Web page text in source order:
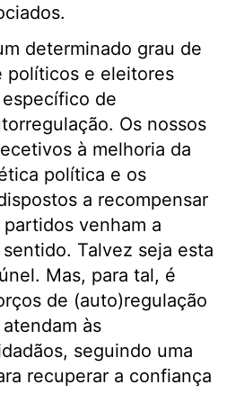
determinado grau de
políticos e eleitores
de
Os nossos
à melhoria da
política e os
a recompensar
venham a
Talvez seja esta
Mas, para tal, é
de (auto)regulação
às
seguindo uma
recuperar a confiança